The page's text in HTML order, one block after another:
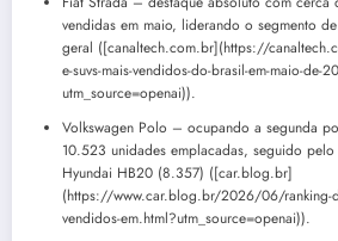
vendidas em maio, liderando o segmento
geral ([canaltech.com.br](https://
e-suvs-mais-vendidos-do-brasil-em-maio-de-
utm_source=openai)).
Volkswagen Polo – ocupando a segunda
10.523 unidades emplacadas, seguido
Hyundai HB20 (8.357) ([car.blog.br]
(https://www.car.blog.br/2026/06/ranking-
vendidos-em.html?utm_source=openai)).